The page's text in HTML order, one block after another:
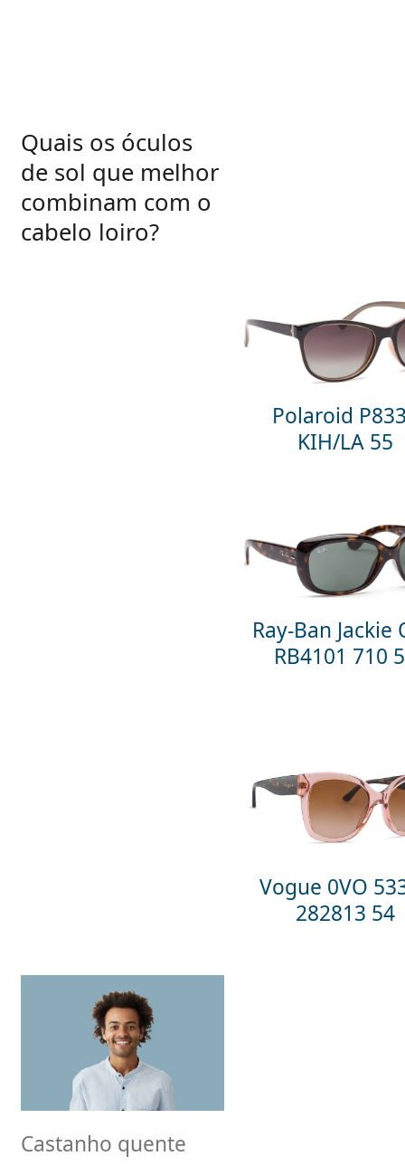
Quais os óculos
de sol que melhor
combinam com o
cabelo loiro?
Polaroid
KIH/LA 55
Ray-Ban Jackie
RB4101 710
Vogue 0VO
282813 54
Castanho quente